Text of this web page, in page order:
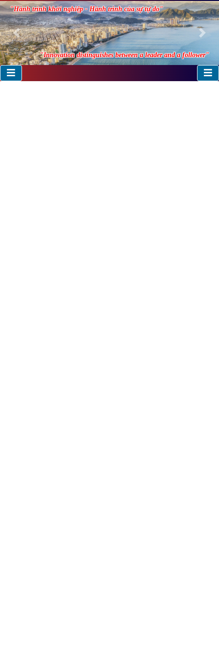
"Hành trình khởi nghiệp - Hành trình của sự tự do"
"Innovation distinguishes between a leader and a follower"
Previous Next